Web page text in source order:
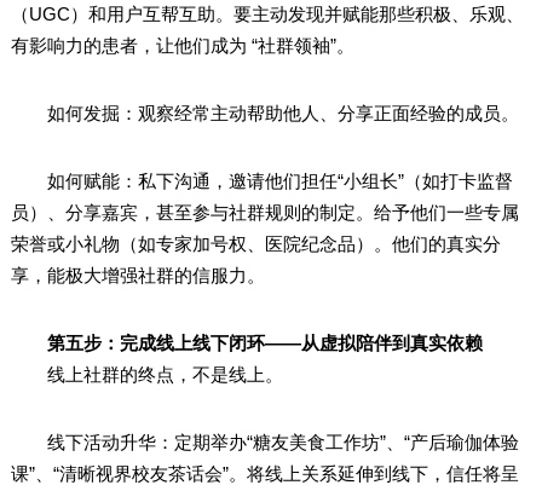
（UGC）和用户互帮互助。要主动发现并赋能那些积极、乐观、
有影响力的患者，让他们成为 “社群领袖”。
如何发掘：观察经常主动帮助他人、分享正面经验的成员。
如何赋能：私下沟通，邀请他们担任“小组长”（如打卡监督
员）、分享嘉宾，甚至参与社群规则的制定。给予他们一些专属
荣誉或小礼物（如专家加号权、医院纪念品）。他们的真实分
享，能极大增强社群的信服力。
第五步：完成线上线下闭环——从虚拟陪伴到真实依赖
线上社群的终点，不是线上。
线下活动升华：定期举办“糖友美食工作坊”、“产后瑜伽体验
课”、“清晰视界校友茶话会”。将线上关系延伸到线下，信任将呈